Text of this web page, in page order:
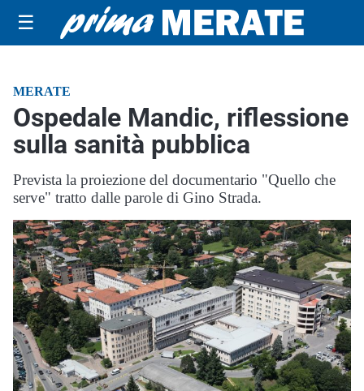
☰
MERATE
Ospedale Mandic, riflessione
sulla sanità pubblica
Prevista la proiezione del documentario "Quello che
serve" tratto dalle parole di Gino Strada.